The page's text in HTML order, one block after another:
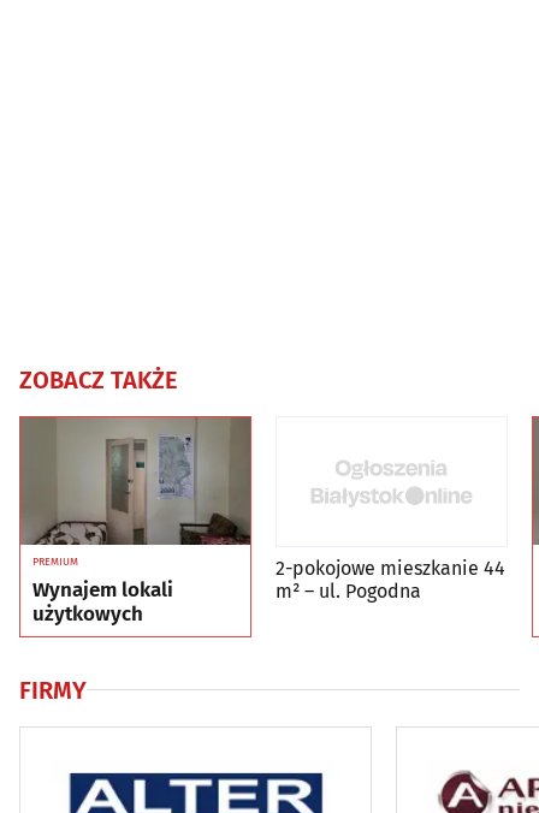
ZOBACZ TAKŻE
PREMIUM
Wynajem lokali
użytkowych
2-pokojowe mieszkanie 44
m² – ul. Pogodna
FIRMY